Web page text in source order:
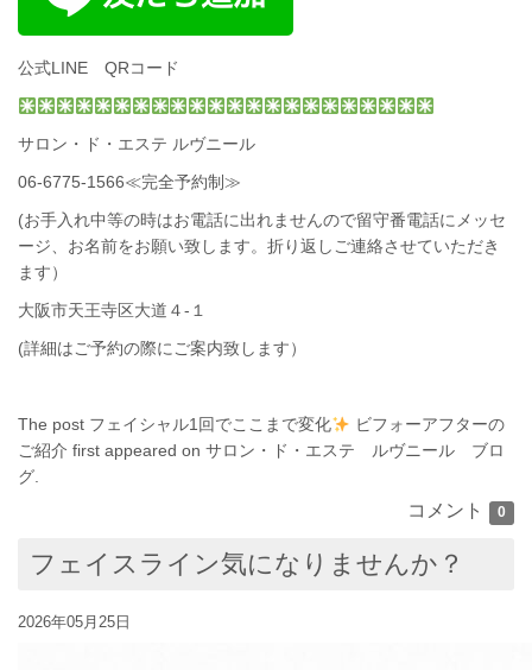
公式LINE QRコード
サロン・ド・エステ ルヴニール
06-6775-1566≪完全予約制≫
(お手入れ中等の時はお電話に出れませんので留守番電話にメッセ
ージ、お名前をお願い致します。折り返しご連絡させていただき
ます）
大阪市天王寺区大道４-１
(詳細はご予約の際にご案内致します）
The post フェイシャル1回でここまで変化
ビフォーアフターの
ご紹介 first appeared on サロン・ド・エステ ルヴニール ブロ
グ
コメント 0
フェイスライン気になりませんか？
2026年05月25日